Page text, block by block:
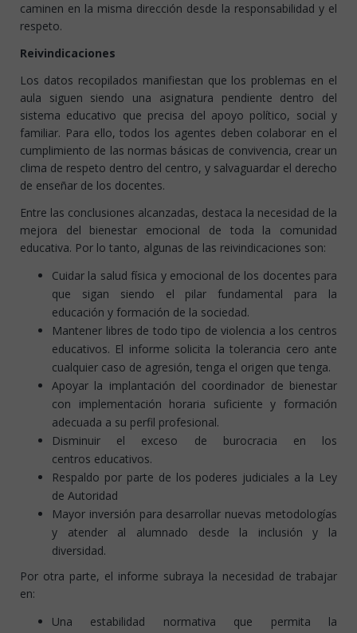
caminen en la misma dirección desde la responsabilidad y el
respeto.
Reivindicaciones
Los datos recopilados manifiestan que los problemas en el
aula siguen siendo una asignatura pendiente dentro del
sistema educativo que precisa del apoyo político, social y
familiar. Para ello, todos los agentes deben colaborar en el
cumplimiento de las normas básicas de convivencia, crear un
clima de respeto dentro del centro, y salvaguardar el derecho
de enseñar de los docentes.
Entre las conclusiones alcanzadas, destaca la necesidad de la
mejora del bienestar emocional de toda la comunidad
educativa. Por lo tanto, algunas de las reivindicaciones son:
Cuidar la salud física y emocional de los docentes para
que sigan siendo el pilar fundamental para la
educación y formación de la sociedad.
Mantener libres de todo tipo de violencia a los centros
educativos. El informe solicita la tolerancia cero ante
cualquier caso de agresión, tenga el origen que tenga.
Apoyar la implantación del coordinador de bienestar
con implementación horaria suficiente y formación
adecuada a su perfil profesional.
Disminuir el exceso de burocracia en los
centros educativos.
Respaldo por parte de los poderes judiciales a la Ley
de Autoridad
Mayor inversión para desarrollar nuevas metodologías
y atender al alumnado desde la inclusión y la
diversidad.
Por otra parte, el informe subraya la necesidad de trabajar
en:
Una estabilidad normativa que permita la